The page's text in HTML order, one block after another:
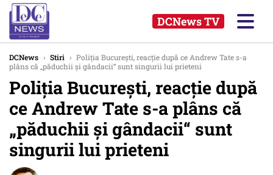
DCNews TV
DCNews › Stiri › Poliția București, reacție după ce Andrew Tate s-a
plâns că „păduchii și gândacii“ sunt singurii lui prieteni
Poliția București, reacție după
ce Andrew Tate s-a plâns că
„păduchii și gândacii“ sunt
singurii lui prieteni